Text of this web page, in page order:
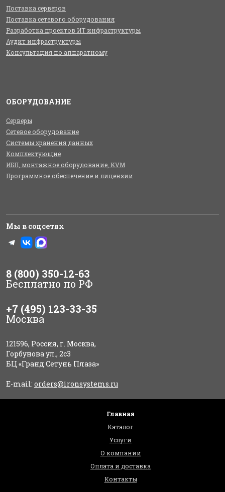
Поставка серверов
Поставка сетевого оборудования
Разработка проектов ИТ инфраструктуры
Аудит инфраструктуры
Консультация по аппаратному
ОБОРУДОВАНИЕ
Серверы
Сетевое оборудование
Системы хранения данных
Комплектующие
ИБП, монтажное оборудование, KVM
Программное обеспечение и лицензии
Мы в соцсетях
8 (800) 350-12-63
Бесплатно по РФ
+7 (495) 123-33-35
Москва
121596, Россия, г. Москва,
Горбунова ул., 2с3
БЦ «Гранд Сетунь Плаза»
E-mail: orders@ironsystems.ru
Главная
Каталог
Услуги
О компании
Оплата и доставка
Контакты